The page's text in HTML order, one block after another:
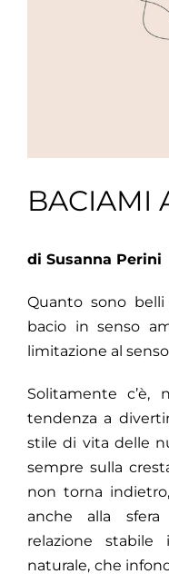
BACIAMI
di Susanna Perini
Quanto sono
bacio in senso
limitazione al
Solitamente c’è,
tendenza a
stile di vita delle
sempre sulla
non torna
anche alla
relazione
naturale, che